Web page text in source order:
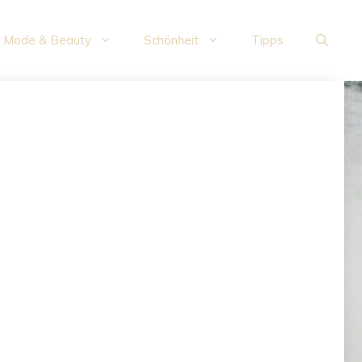
Mode & Beauty Schönheit Tipps